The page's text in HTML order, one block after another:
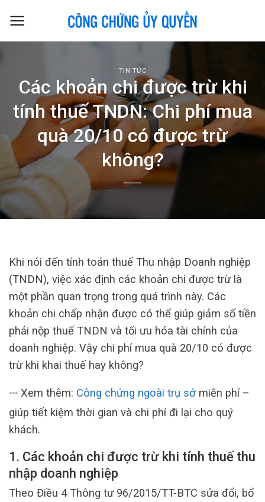
TIN TỨC
Các khoản chi được trừ khi
tính thuế TNDN: Chi phí mua
quà 20/10 có được trừ
không?
Khi nói đến tính toán thuế Thu nhập Doanh nghiệp
(TNDN), việc xác định các khoản chi được trừ là
một phần quan trọng trong quá trình này. Các
khoản chi chấp nhận được có thể giúp giảm số tiền
phải nộp thuế TNDN và tối ưu hóa tài chính của
doanh nghiệp. Vậy chi phí mua quà 20/10 có được
trừ khi khai thuế hay không?
>>> Xem thêm: Công chứng ngoài trụ sở miễn phí –
giúp tiết kiệm thời gian và chi phí đi lại cho quý
khách.
1. Các khoản chi được trừ khi tính thuế thu
nhập doanh nghiệp
Theo Điều 4 Thông tư 96/2015/TT-BTC sửa đổi, bổ